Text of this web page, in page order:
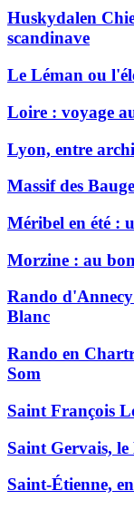
Huskydalen
scandinave
Le Léman ou
Loire : voyage
Lyon, entre
Massif des
Méribel en été :
Morzine : au
Rando
Blanc
Rando en
Som
Saint François
Saint Gervais,
Saint-Étienne,